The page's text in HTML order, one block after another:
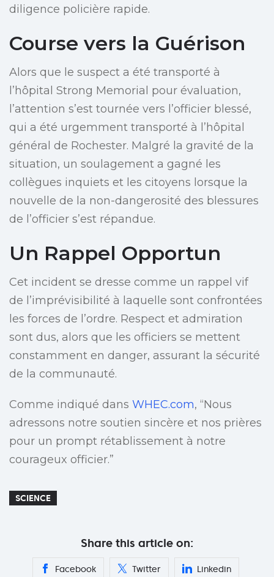
diligence policière rapide.
Course vers la Guérison
Alors que le suspect a été transporté à
l’hôpital Strong Memorial pour évaluation,
l’attention s’est tournée vers l’officier blessé,
qui a été urgemment transporté à l’hôpital
général de Rochester. Malgré la gravité de la
situation, un soulagement a gagné les
collègues inquiets et les citoyens lorsque la
nouvelle de la non-dangerosité des blessures
de l’officier s’est répandue.
Un Rappel Opportun
Cet incident se dresse comme un rappel vif
de l’imprévisibilité à laquelle sont confrontées
les forces de l’ordre. Respect et admiration
sont dus, alors que les officiers se mettent
constamment en danger, assurant la sécurité
de la communauté.
Comme indiqué dans WHEC.com, “Nous
adressons notre soutien sincère et nos prières
pour un prompt rétablissement à notre
courageux officier.”
SCIENCE
Share this article on:
Facebook Twitter Linkedin